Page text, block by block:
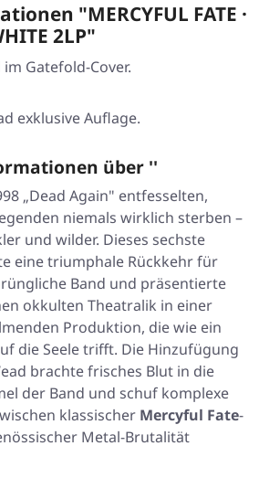
"MERCYFUL FATE ·
2LP"
Gatefold-Cover.
exklusive Auflage.
über ''
„Dead Again" entfesselten,
niemals wirklich sterben –
und wilder. Dieses sechste
eine triumphale Rückkehr für
Band und präsentierte
okkulten Theatralik in einer
Produktion, die wie ein
die Seele trifft. Die Hinzufügung
brachte frisches Blut in die
der Band und schuf komplexe
klassischer Mercyful Fate-
Metal-Brutalität